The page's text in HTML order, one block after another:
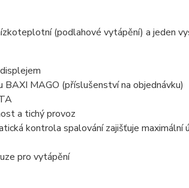
(podlahové vytápění) a jeden
MAGO (příslušenství na objednávku)
a tichý provoz
kontrola spalování zajišťuje maximální
pro vytápění